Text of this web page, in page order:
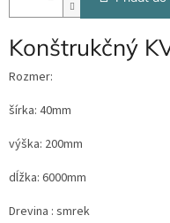
Konštrukčný
Rozmer:
šírka: 40mm
výška: 200mm
dĺžka: 6000mm
Drevina : smrek